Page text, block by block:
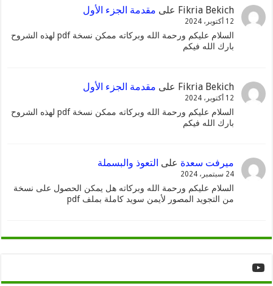
Fikria Bekichعلى مقدمة الجزء الأول
12 أكتوبر، 2024
السلام عليكم ورحمة الله وبركاته ممكن نسخة pdf لهذه الشروح
بارك الله فيكم
Fikria Bekichعلى مقدمة الجزء الأول
12 أكتوبر، 2024
السلام عليكم ورحمة الله وبركاته ممكن نسخة pdf لهذه الشروح
بارك الله فيكم
ميرفت سعدةعلى التعوذ والبسملة
24 سبتمبر، 2024
السلام عليكم ورحمة الله وبركاته هل يمكن الحصول على نسخة
من التجويد المصور لأيمن سويد كاملة بملف pdf
YouTube